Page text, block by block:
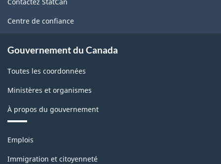
ce
site
Centre de confiance
Gouvernement du Canada
Toutes les coordonnées
Ministères et organismes
À propos du gouvernement
Thèmes
sujets
Emplois
Immigration et citoyenneté